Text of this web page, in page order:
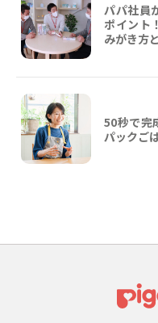
パパ社員
ポイント
みがき方
50秒で完
パックご